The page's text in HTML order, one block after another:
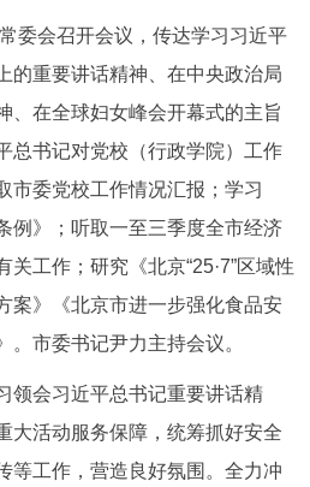
机构职能 政策服务
政策解读 回应关切
专题公开
法人服务 部门服务
阳光政务
会召开会议，传达学习习近平
的重要讲话精神、在中央政治局
、在全球妇女峰会开幕式的主旨
总书记对党校（行政学院）工作
市委党校工作情况汇报；学习
例》；听取一至三季度全市经济
工作；研究《北京“25·7”区域性
案》《北京市进一步强化食品安
市委书记尹力主持会议。
会习近平总书记重要讲话精
大活动服务保障，统筹抓好安全
等工作，营造良好氛围。全力冲